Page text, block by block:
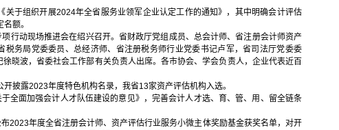
关于组织开展2024年全省服务业领军企业认定工作的通知》，其中明确会计评估
额。
项行动现场推进会在绍兴召开。省财政厅党组成员、总会计师、省注册会计师资产
税务局党委委员、总经济师、省注册税务师行业党委书记卢军，省司法厅党委委
晓波，省委社会工作部有关负责人出席。各市协会、学会负责人，企业代表近百
披露2023年度特色机构名录，我省13家资产评估机构入选。
全面加强会计人才队伍建设的意见》，完善会计人才选、育、管、用、留全链条
2023年度全省注册会计师、资产评估行业服务小微主体奖励基金获奖名单，对开